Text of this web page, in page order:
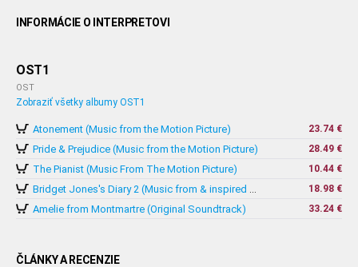
INFORMÁCIE O INTERPRETOVI
OST1
OST
Zobraziť všetky albumy OST1
Atonement (Music from the Motion Picture) 23.74 €
Pride & Prejudice (Music from the Motion Picture) 28.49 €
The Pianist (Music From The Motion Picture)
10.44 €
Bridget Jones's Diary 2 (Music from & inspired by The Motion Picture)
18.98 €
Amelie from Montmartre (Original Soundtrack) 33.24 €
ČLÁNKY A RECENZIE